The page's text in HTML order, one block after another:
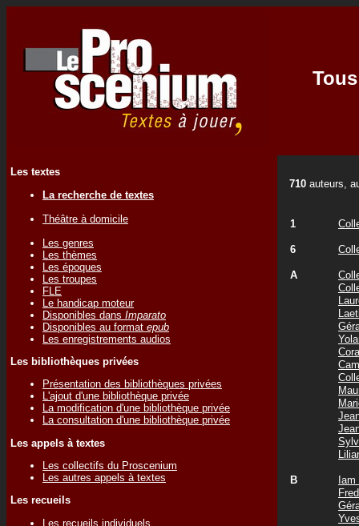
Les textes
La recherche de textes
Théâtre à domicile
Les genres
Les thèmes
Les époques
Les troupes
FLE
Le handicap moteur
Disponibles dans Imparato
Disponibles au format epub
Les enregistrements audios
Les bibliothèques privées
Présentation des bibliothèques privées
L'ajout d'une bibliothèque privée
La modification d'une bibliothèque privée
La consultation d'une bibliothèque privée
Les appels à textes
Les collectifs du Proscenium
Les autres appels à textes
Les recueils
Les recueils individuels
710 auteurs,
1
6
A
B
Iam